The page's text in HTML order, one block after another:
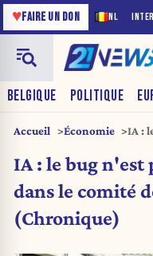
NL
♥FAIRE UN DON
BELGIQUE POLITIQUE
Accueil Économie
IA :
IA : le bug n'est
dans le comité
(Chronique)